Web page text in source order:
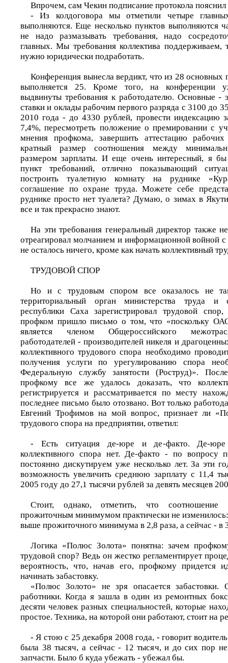
Впрочем, сам Чекин подписание протокола пояснил
- Из колдоговора мы отметили четыре
выполняются. Еще несколько пунктов выполняются
не надо размазывать требования, надо
главных. Мы требования коллектива поддерживаем,
нужно юридически подработать.
Конференция вынесла вердикт, что из 28 основных
выполняется 25. Кроме того, на конференции
выдвинуты требования к работодателю. Основные -
ставки и оклады рабочим первого разряда с 3100 до
2010 года - до 4330 рублей, провести индексацию
7,4%, пересмотреть положение о премировании с
мнения профкома, завершить аттестацию
кратный размер соотношения между
размером зарплаты. И еще очень интересный, я бы
пункт требований, отлично показывающий
построить туалетную комнату на руднике
соглашение по охране труда. Можете себе
руднике просто нет туалета? Думаю, о зимах в
все и так прекрасно знают.
На эти требования генеральный директор также
отреагировал молчанием и информационной войной
не осталось ничего, кроме как начать коллективный
ТРУДОВОЙ СПОР
Но и с трудовым спором все оказалось не
территориальный орган министерства труда и
республики Саха зарегистрировал трудовой
профком пришло письмо о том, что «поскольку
является членом Общероссийского
работодателей - производителей никеля и
коллективного трудового спора необходимо
получения услуги по урегулированию спора
Федеральную службу занятости (Роструд)».
профкому все же удалось доказать, что
регистрируется и рассматривается по месту
последнее письмо было отозвано. Вот только
Евгений Трофимов на мой вопрос, признает ли
трудового спора на предприятии, ответил:
- Есть ситуация де-юре и де-факто. Де-
коллективного спора нет. Де-факто - по вопросу
постоянно дискутируем уже несколько лет. За эти
возможность увеличить среднюю зарплату с 11,4
2005 году до 27,1 тысячи рублей за девять месяцев
Стоит, однако, отметить, что соотношение
прожиточным минимумом практически не изменилось:
выше прожиточного минимума в 2,8 раза, а сейчас - в
Логика «Полюс Золота» понятна: зачем
трудовой спор? Ведь он жестко регламентирует
вероятность, что, начав его, профкому придется
начинать забастовку.
«Полюс Золото» не зря опасается забастовки.
работники. Когда я зашла в один из ремонтных
десяти человек разных специальностей, которые
простое. Техника, на которой они работают, стоит на
- Я стою с 25 декабря 2008 года, - говорит
была 38 тысяч, а сейчас - 12 тысяч, и до сих пор
запчасти. Было б куда убежать - убежал бы.